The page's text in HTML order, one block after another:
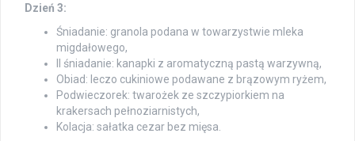
Dzień 3:
Śniadanie: granola podana w towarzystwie mleka
migdałowego,
II śniadanie: kanapki z aromatyczną pastą warzywną,
Obiad: leczo cukiniowe podawane z brązowym ryżem,
Podwieczorek: twarożek ze szczypiorkiem na
krakersach pełnoziarnistych,
Kolacja: sałatka cezar bez mięsa.